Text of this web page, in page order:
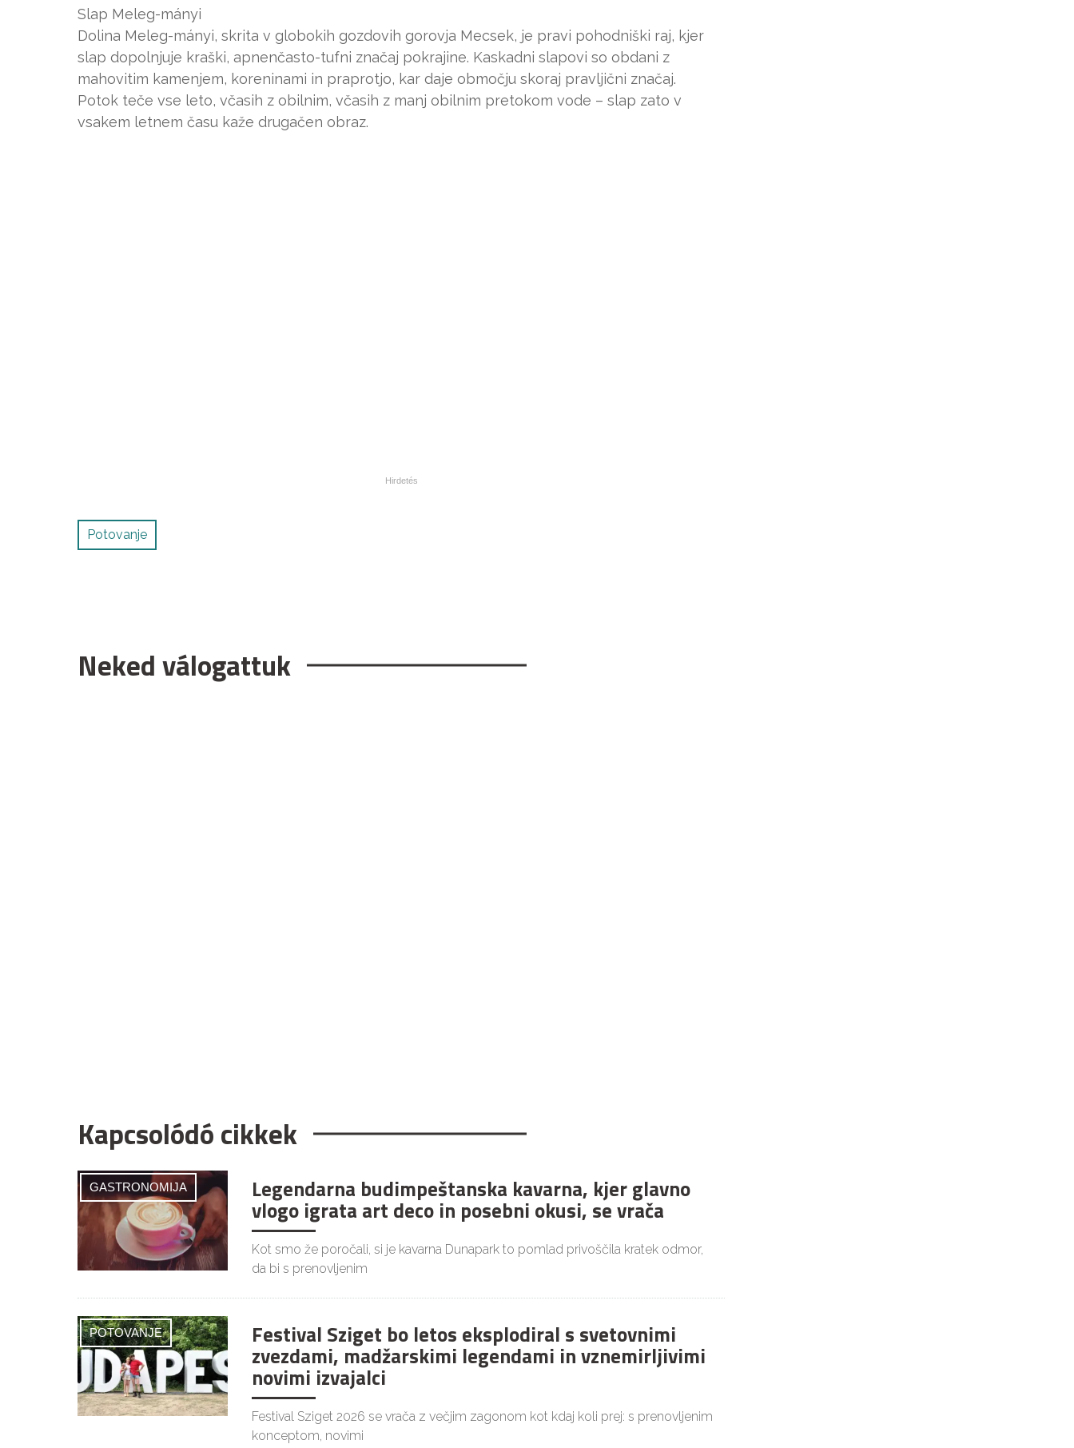
Slap Meleg-mányi
Dolina Meleg-mányi, skrita v globokih gozdovih gorovja Mecsek, je pravi pohodniški raj, kjer
slap dopolnjuje kraški, apnenčasto-tufni značaj pokrajine. Kaskadni slapovi so obdani z
mahovitim kamenjem, koreninami in praprotjo, kar daje območju skoraj pravljični značaj.
Potok teče vse leto, včasih z obilnim, včasih z manj obilnim pretokom vode – slap zato v
vsakem letnem času kaže drugačen obraz.
Potovanje
Neked válogattuk
Kapcsolódó cikkek
GASTRONOMIJA Legendarna budimpeštanska kavarna, kjer glavno
vlogo igrata art deco in posebni okusi, se vrača
Kot smo že poročali, si je kavarna Dunapark to pomlad privoščila kratek odmor,
da bi s prenovljenim
POTOVANJE Festival Sziget bo letos eksplodiral s svetovnimi
zvezdami, madžarskimi legendami in vznemirljivimi
novimi izvajalci
Festival Sziget 2026 se vrača z večjim zagonom kot kdaj koli prej: s prenovljenim
konceptom, novimi